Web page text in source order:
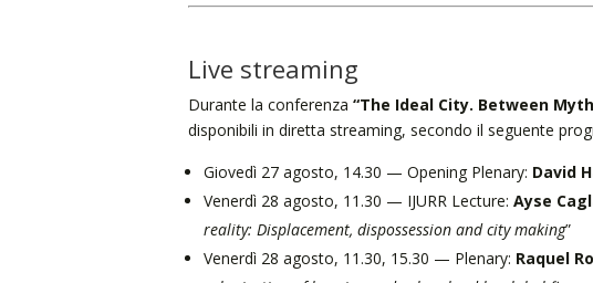
Live streaming
Durante la conferenza “The Ideal City. Between
disponibili in diretta streaming, secondo il seguente
Giovedì 27 agosto, 14.30 — Opening Plenary: David
Venerdì 28 agosto, 11.30 — IJURR Lecture: Ayse
reality: Displacement, dispossession and city making”
Venerdì 28 agosto, 11.30, 15.30 — Plenary: Raquel